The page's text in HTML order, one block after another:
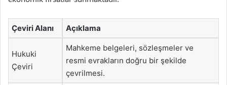
Çeviri Alanı Açıklama
Hukuki
Çeviri
Mahkeme belgeleri, sözleşmeler ve
resmi evrakların doğru bir şekilde
çevrilmesi.